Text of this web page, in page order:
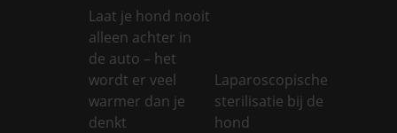
Laat je hond nooit
alleen achter in
de auto – het
wordt er veel
warmer dan je
denkt
Laparoscopische
sterilisatie bij de
hond